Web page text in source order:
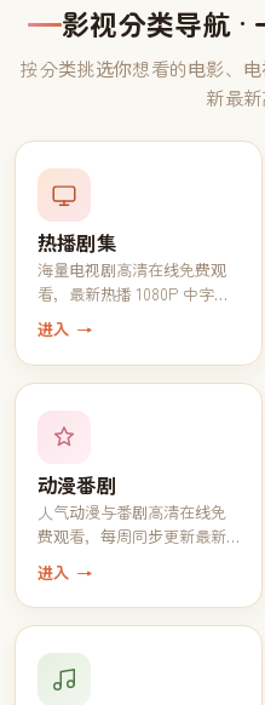
影视分类导航 ·
按分类挑选你想看的电影、
新最
热播剧集
海量电视剧高清在线免费观
看，最新热播 1080P 中字完
结全集一键追完
进入 →
动漫番剧
人气动漫与番剧高清在线免
费观看，每周同步更新最新
一话
进入 →